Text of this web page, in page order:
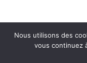
Nous utilisons des
vous continuez